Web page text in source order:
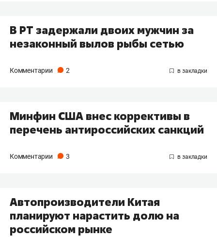
В РТ задержали двоих мужчин за
незаконный вылов рыбы сетью
Комментарии 2
Минфин США внес коррективы в
перечень антироссийских санкций
Комментарии 3
Автопроизводители Китая
планируют нарастить долю на
российском рынке